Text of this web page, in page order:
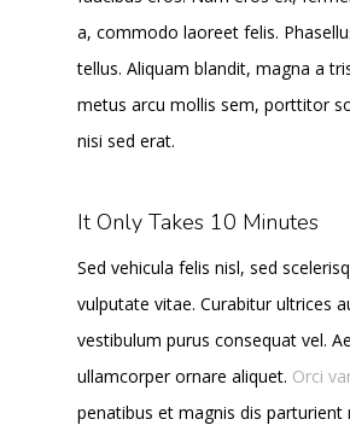
a, commodo laoreet felis.
tellus. Aliquam blandit, magna a
metus arcu mollis sem, porttitor
nisi sed erat.
It Only Takes 10 Minutes
Sed vehicula felis nisl, sed
vulputate vitae. Curabitur ultrices
vestibulum purus consequat vel.
ullamcorper ornare aliquet. Orci
penatibus et magnis dis parturient